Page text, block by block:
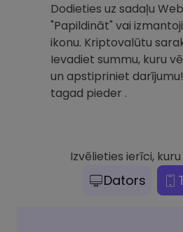
Dodieties uz sadaļu
"Papildināt" vai
ikonu. Kriptovalūtu
Ievadiet summu, kuru
un apstipriniet
tagad pieder .
Izvēlieties ierīci,
Dators